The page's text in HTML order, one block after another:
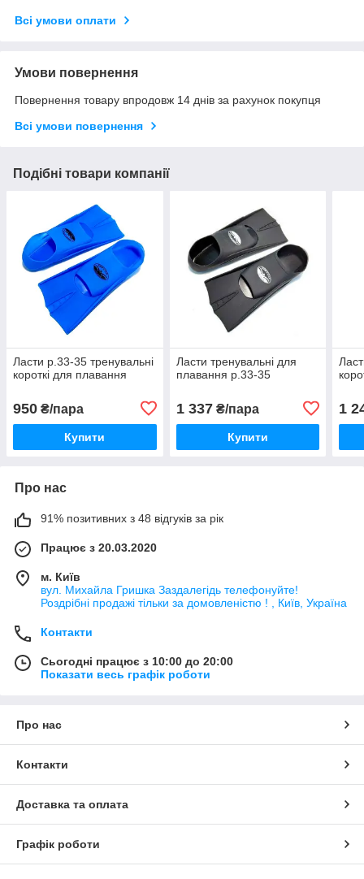
Всі умови оплати
Умови повернення
Повернення товару впродовж 14 днів за рахунок покупця
Всі умови повернення
Подібні товари компанії
Ласти р.33-35 тренувальні
короткі для плавання
950 ₴/пара
Купити
Ласти тренувальні для
плавання р.33-35
1 337₴/пара
Купити
1
Про нас
91% позитивних з 48 відгуків за рік
Працює з 20.03.2020
м. Київ
вул. Михайла Гришка Заздалегiдь телефонуйте!
Роздрібні продажі тiльки за домовленістю ! , Київ, Україна
Контакти
Сьогодні працює з 10:00 до 20:00
Показати весь графік роботи
Про нас
Контакти
Доставка та оплата
Графік роботи